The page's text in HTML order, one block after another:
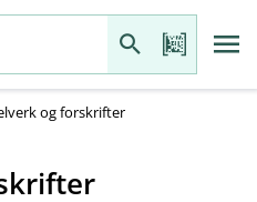
og forskrifter